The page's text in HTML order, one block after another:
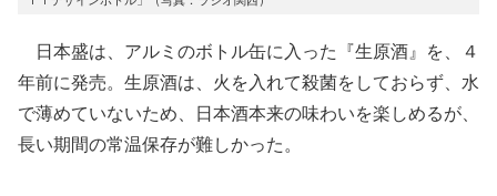
日本盛は、アルミのボトル缶に入った『生原酒』を、４
年前に発売。生原酒は、火を入れて殺菌をしておらず、水
で薄めていないため、日本酒本来の味わいを楽しめるが、
長い期間の常温保存が難しかった。